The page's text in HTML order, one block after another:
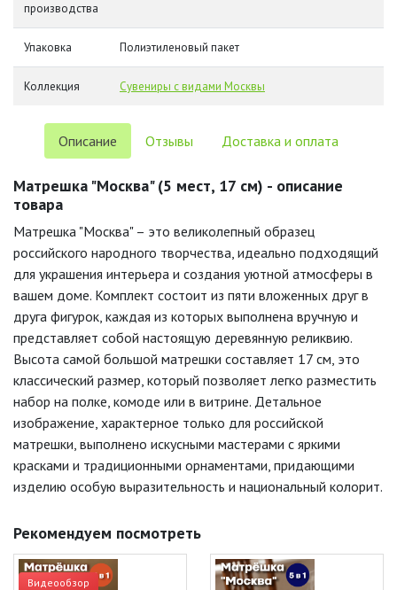
производства
Упаковка Полиэтиленовый пакет
Коллекция Сувениры с видами Москвы
Описание Отзывы Доставка и оплата
Матрешка "Москва" (5 мест, 17 см) - описание
товара
Матрешка "Москва" – это великолепный образец
российского народного творчества, идеально подходящий
для украшения интерьера и создания уютной атмосферы в
вашем доме. Комплект состоит из пяти вложенных друг в
друга фигурок, каждая из которых выполнена вручную и
представляет собой настоящую деревянную реликвию.
Высота самой большой матрешки составляет 17 см, это
классический размер, который позволяет легко разместить
набор на полке, комоде или в витрине. Детальное
изображение, характерное только для российской
матрешки, выполнено искусными мастерами с яркими
красками и традиционными орнаментами, придающими
изделию особую выразительность и национальный колорит.
Рекомендуем посмотреть
Видеообзор